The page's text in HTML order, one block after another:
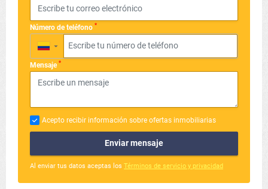
Número de teléfono *
▼
Mensaje *
Acepto recibir información sobre ofertas inmobiliarias
Enviar mensaje
Al enviar tus datos aceptas los Términos de servicio y privacidad